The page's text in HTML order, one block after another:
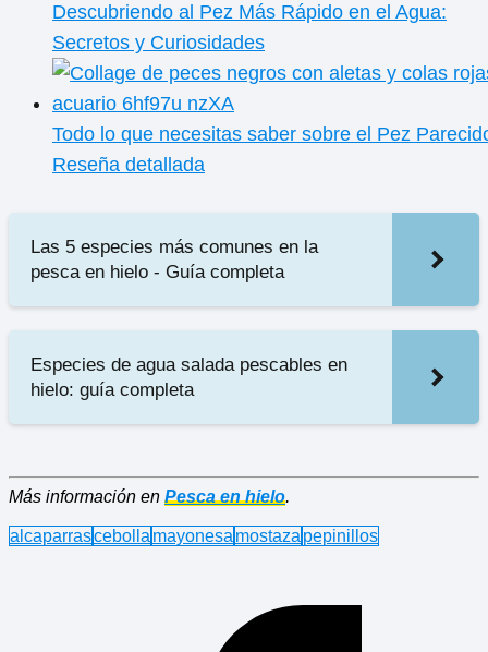
Descubriendo al Pez Más Rápido en el Agua:
Secretos y Curiosidades
Todo lo que necesitas saber sobre el Pez
Reseña detallada
Las 5 especies más comunes en la
pesca en hielo - Guía completa
Especies de agua salada pescables en
hielo: guía completa
Más información en Pesca en hielo.
alcaparrascebolla mayonesa mostaza pepinillos